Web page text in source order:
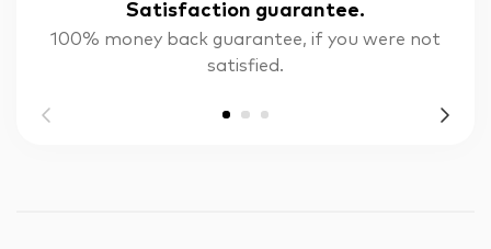
Satisfaction guarantee.
100% money back guarantee, if you were not
satisfied.